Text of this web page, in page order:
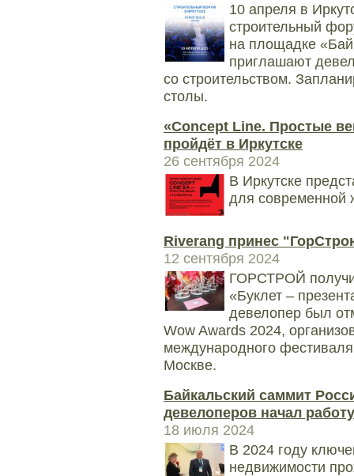
10 апреля в
строительный
на площадке
приглашают
со строительством.
столы.
«Concept Line. Простые
пройдёт в Иркутске
26 сентября 2024
В Иркутске
для современной
Riverang принес
12 сентября 2024
ГОРСТРОЙ
«Буклет –
девелопер был
Wow Awards 2024,
международного
Москве.
Байкальский саммит
девелоперов начал
18 июля 2024
В 2024 году
недвижимости